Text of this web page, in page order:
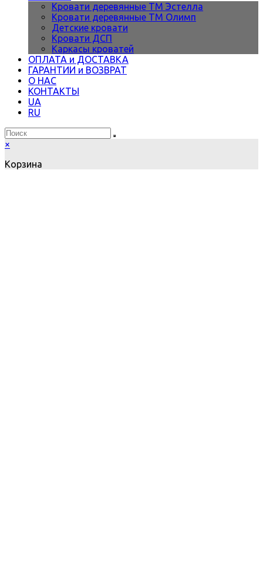
Кровати деревянные ТМ Эстелла
Кровати деревянные ТМ Олимп
Детские кровати
Кровати ДСП
Каркасы кроватей
ОПЛАТА и ДОСТАВКА
ГАРАНТИИ и ВОЗВРАТ
О НАС
КОНТАКТЫ
UA
RU
×
Корзина